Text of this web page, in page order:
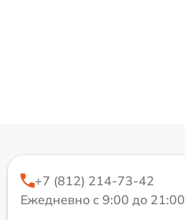
+7 (812) 214-73-42
Ежедневно с 9:00 до 21:00